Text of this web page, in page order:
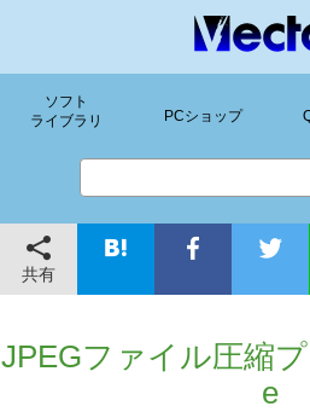
ソフト
ライブラリ
PCショップ
共有
JPEGファイル圧縮
e